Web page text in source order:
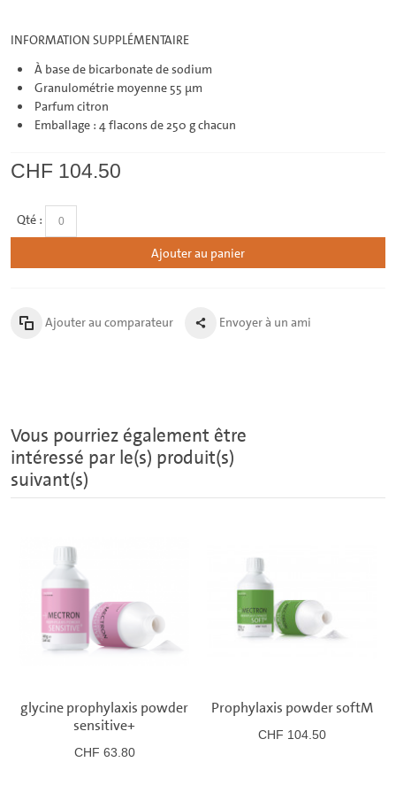
INFORMATION SUPPLÉMENTAIRE
À base de bicarbonate de sodium
Granulométrie moyenne 55 μm
Parfum citron
Emballage : 4 flacons de 250 g chacun
CHF 104.50
Qté :
Ajouter au panier
Ajouter au comparateur Envoyer à un ami
Vous pourriez également être
intéressé par le(s) produit(s)
suivant(s)
glycine prophylaxis powder
sensitive+
CHF 63.80
Prophylaxis powder softM
CHF 104.50